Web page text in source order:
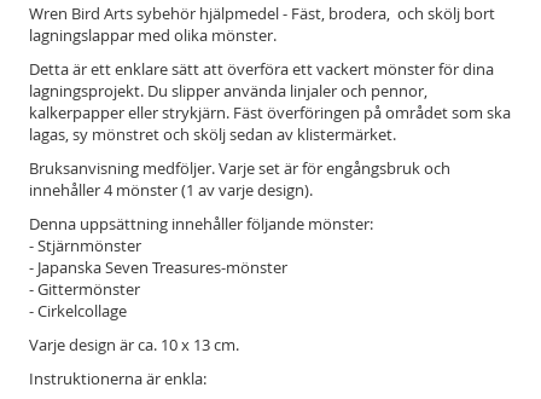
Wren Bird Arts sybehör hjälpmedel - Fäst, brodera, och skölj bort
lagningslappar med olika mönster.
Detta är ett enklare sätt att överföra ett vackert mönster för dina
lagningsprojekt. Du slipper använda linjaler och pennor,
kalkerpapper eller strykjärn. Fäst överföringen på området som ska
lagas, sy mönstret och skölj sedan av klistermärket.
Bruksanvisning medföljer. Varje set är för engångsbruk och
innehåller 4 mönster (1 av varje design).
Denna uppsättning innehåller följande mönster:
- Stjärnmönster
- Japanska Seven Treasures-mönster
- Gittermönster
- Cirkelcollage
Varje design är ca. 10 x 13 cm.
Instruktionerna är enkla: